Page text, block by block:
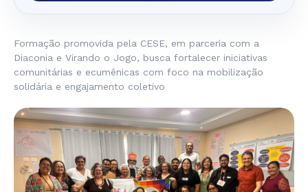
Formação promovida pela CESE, em parceria com a
Diaconia e Virando o Jogo, busca fortalecer iniciativas
comunitárias e ecumênicas com foco na mobilização
solidária e engajamento coletivo